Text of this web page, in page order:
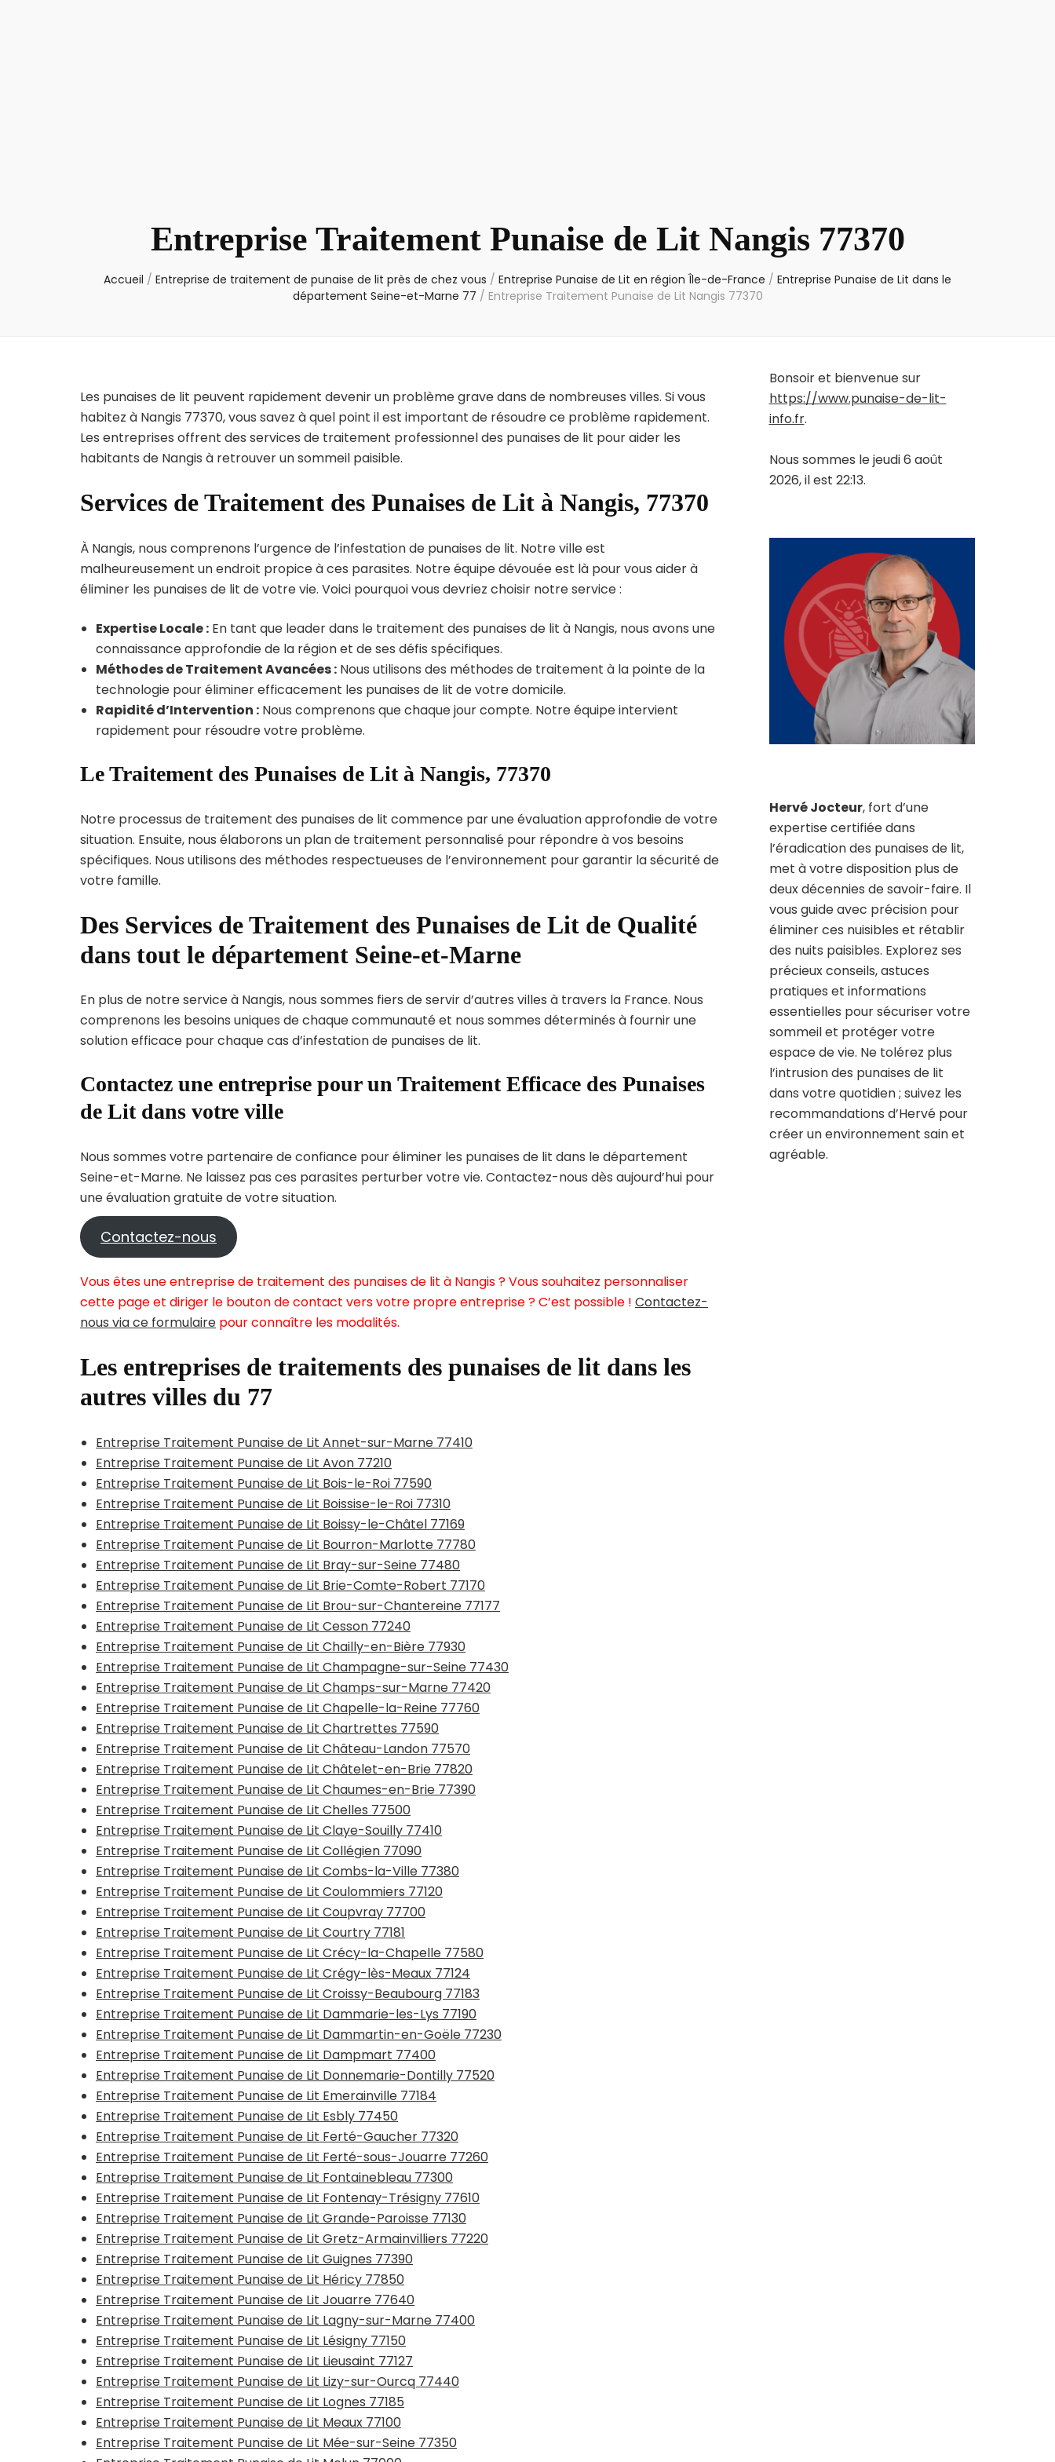
Entreprise Traitement Punaise de Lit Nangis 77370
Accueil / Entreprise de traitement de punaise de lit près de chez vous / Entreprise Punaise de Lit en région Île-de-France / Entreprise Punaise de Lit dans le
département Seine-et-Marne 77 / Entreprise Traitement Punaise de Lit Nangis 77370
Les punaises de lit peuvent rapidement devenir un problème grave dans de nombreuses villes. Si vous
habitez à Nangis 77370, vous savez à quel point il est important de résoudre ce problème rapidement.
Les entreprises offrent des services de traitement professionnel des punaises de lit pour aider les
habitants de Nangis à retrouver un sommeil paisible.
Services de Traitement des Punaises de Lit à Nangis, 77370
À Nangis, nous comprenons l’urgence de l’infestation de punaises de lit. Notre ville est
malheureusement un endroit propice à ces parasites. Notre équipe dévouée est là pour vous aider à
éliminer les punaises de lit de votre vie. Voici pourquoi vous devriez choisir notre service :
Expertise Locale : En tant que leader dans le traitement des punaises de lit à Nangis, nous avons une
connaissance approfondie de la région et de ses défis spécifiques.
Méthodes de Traitement Avancées : Nous utilisons des méthodes de traitement à la pointe de la
technologie pour éliminer efficacement les punaises de lit de votre domicile.
Rapidité d’Intervention : Nous comprenons que chaque jour compte. Notre équipe intervient
rapidement pour résoudre votre problème.
Le Traitement des Punaises de Lit à Nangis, 77370
Notre processus de traitement des punaises de lit commence par une évaluation approfondie de votre
situation. Ensuite, nous élaborons un plan de traitement personnalisé pour répondre à vos besoins
spécifiques. Nous utilisons des méthodes respectueuses de l’environnement pour garantir la sécurité de
votre famille.
Des Services de Traitement des Punaises de Lit de Qualité
dans tout le département Seine-et-Marne
En plus de notre service à Nangis, nous sommes fiers de servir d’autres villes à travers la France. Nous
comprenons les besoins uniques de chaque communauté et nous sommes déterminés à fournir une
solution efficace pour chaque cas d’infestation de punaises de lit.
Contactez une entreprise pour un Traitement Efficace des Punaises
de Lit dans votre ville
Nous sommes votre partenaire de confiance pour éliminer les punaises de lit dans le département
Seine-et-Marne. Ne laissez pas ces parasites perturber votre vie. Contactez-nous dès aujourd’hui pour
une évaluation gratuite de votre situation.
Contactez-nous
Vous êtes une entreprise de traitement des punaises de lit à Nangis ? Vous souhaitez personnaliser
cette page et diriger le bouton de contact vers votre propre entreprise ? C’est possible ! Contactez-
nous via ce formulaire pour connaître les modalités.
Les entreprises de traitements des punaises de lit dans les
autres villes du 77
Entreprise Traitement Punaise de Lit Annet-sur-Marne 77410
Entreprise Traitement Punaise de Lit Avon 77210
Entreprise Traitement Punaise de Lit Bois-le-Roi 77590
Entreprise Traitement Punaise de Lit Boissise-le-Roi 77310
Entreprise Traitement Punaise de Lit Boissy-le-Châtel 77169
Entreprise Traitement Punaise de Lit Bourron-Marlotte 77780
Entreprise Traitement Punaise de Lit Bray-sur-Seine 77480
Entreprise Traitement Punaise de Lit Brie-Comte-Robert 77170
Entreprise Traitement Punaise de Lit Brou-sur-Chantereine 77177
Entreprise Traitement Punaise de Lit Cesson 77240
Entreprise Traitement Punaise de Lit Chailly-en-Bière 77930
Entreprise Traitement Punaise de Lit Champagne-sur-Seine 77430
Entreprise Traitement Punaise de Lit Champs-sur-Marne 77420
Entreprise Traitement Punaise de Lit Chapelle-la-Reine 77760
Entreprise Traitement Punaise de Lit Chartrettes 77590
Entreprise Traitement Punaise de Lit Château-Landon 77570
Entreprise Traitement Punaise de Lit Châtelet-en-Brie 77820
Entreprise Traitement Punaise de Lit Chaumes-en-Brie 77390
Entreprise Traitement Punaise de Lit Chelles 77500
Entreprise Traitement Punaise de Lit Claye-Souilly 77410
Entreprise Traitement Punaise de Lit Collégien 77090
Entreprise Traitement Punaise de Lit Combs-la-Ville 77380
Entreprise Traitement Punaise de Lit Coulommiers 77120
Entreprise Traitement Punaise de Lit Coupvray 77700
Entreprise Traitement Punaise de Lit Courtry 77181
Entreprise Traitement Punaise de Lit Crécy-la-Chapelle 77580
Entreprise Traitement Punaise de Lit Crégy-lès-Meaux 77124
Entreprise Traitement Punaise de Lit Croissy-Beaubourg 77183
Entreprise Traitement Punaise de Lit Dammarie-les-Lys 77190
Entreprise Traitement Punaise de Lit Dammartin-en-Goële 77230
Entreprise Traitement Punaise de Lit Dampmart 77400
Entreprise Traitement Punaise de Lit Donnemarie-Dontilly 77520
Entreprise Traitement Punaise de Lit Emerainville 77184
Entreprise Traitement Punaise de Lit Esbly 77450
Entreprise Traitement Punaise de Lit Ferté-Gaucher 77320
Entreprise Traitement Punaise de Lit Ferté-sous-Jouarre 77260
Entreprise Traitement Punaise de Lit Fontainebleau 77300
Entreprise Traitement Punaise de Lit Fontenay-Trésigny 77610
Entreprise Traitement Punaise de Lit Grande-Paroisse 77130
Entreprise Traitement Punaise de Lit Gretz-Armainvilliers 77220
Entreprise Traitement Punaise de Lit Guignes 77390
Entreprise Traitement Punaise de Lit Héricy 77850
Entreprise Traitement Punaise de Lit Jouarre 77640
Entreprise Traitement Punaise de Lit Lagny-sur-Marne 77400
Entreprise Traitement Punaise de Lit Lésigny 77150
Entreprise Traitement Punaise de Lit Lieusaint 77127
Entreprise Traitement Punaise de Lit Lizy-sur-Ourcq 77440
Entreprise Traitement Punaise de Lit Lognes 77185
Entreprise Traitement Punaise de Lit Meaux 77100
Entreprise Traitement Punaise de Lit Mée-sur-Seine 77350
Bonsoir et bienvenue sur
https://www.punaise-de-lit-
info.fr.
Nous sommes le jeudi 6 août
2026, il est 22:13.
Hervé Jocteur, fort d’une
expertise certifiée dans
l’éradication des punaises de lit,
met à votre disposition plus de
deux décennies de savoir-faire. Il
vous guide avec précision pour
éliminer ces nuisibles et rétablir
des nuits paisibles. Explorez ses
précieux conseils, astuces
pratiques et informations
essentielles pour sécuriser votre
sommeil et protéger votre
espace de vie. Ne tolérez plus
l’intrusion des punaises de lit
dans votre quotidien ; suivez les
recommandations d’Hervé pour
créer un environnement sain et
agréable.